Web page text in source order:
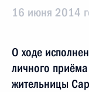
16 июня 2014
О ходе
личного
жительницы